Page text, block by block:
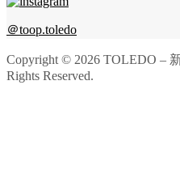
＠toop.toledo
Copyright © 2026 TOLEDO –
Rights Reserved.